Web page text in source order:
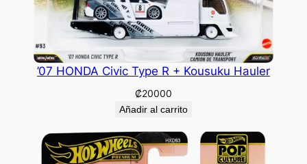
’07 HONDA Civic Type R + Kousuku Hauler
₡20000
Añadir al carrito